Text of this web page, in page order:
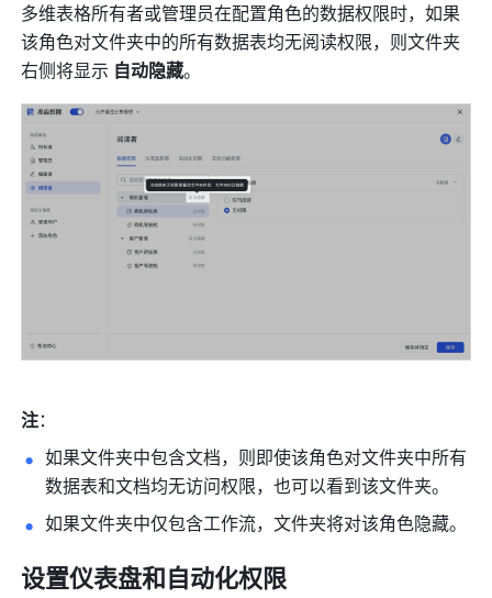
多维表格所有者或管理员在配置角色的数据权限时，如果
该角色对文件夹中的所有数据表均无阅读权限，则文件夹
右侧将显示 自动隐藏。
注：
如果文件夹中包含文档，则即使该角色对文件夹中所有
数据表和文档均无访问权限，也可以看到该文件夹。
如果文件夹中仅包含工作流，文件夹将对该角色隐藏。
设置仪表盘和自动化权限